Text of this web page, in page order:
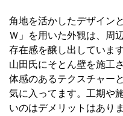
角地を活かしたデザイン
Ｗ」を用いた外観は、周
存在感を醸し出しています
山田氏にそとん壁を施工
体感のあるテクスチャー
気に入ってます。工期や
いのはデメリットはあり